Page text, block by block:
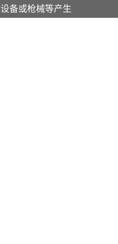
备或枪械等产生